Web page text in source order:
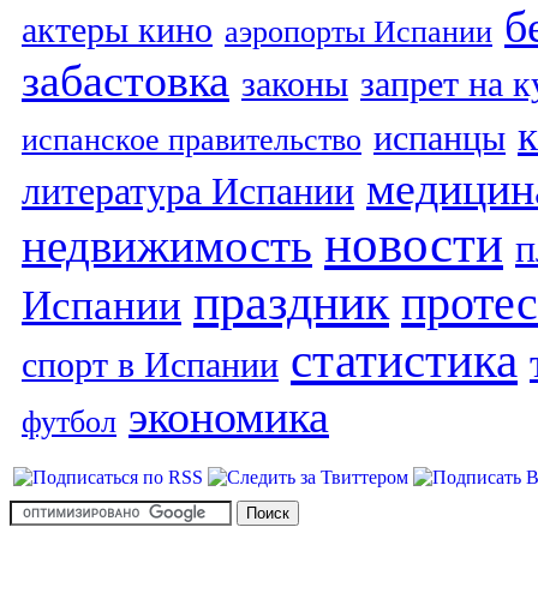
актеры кино аэропорты Испании
забастовка законы запрет на
испанское правительство испанцы
литература Испании
недвижимость новости
Испании праздник
спорт в Испании статистика
футбол экономика